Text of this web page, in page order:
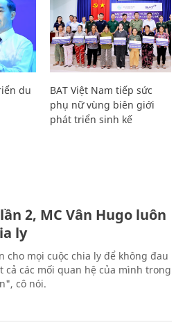
du
BAT Việt Nam tiếp sức
phụ nữ vùng biên giới
phát triển sinh kế
2, MC Vân Hugo luôn
ly
cho mọi cuộc chia ly để không đau
cả các mối quan hệ của mình trong
cô nói.